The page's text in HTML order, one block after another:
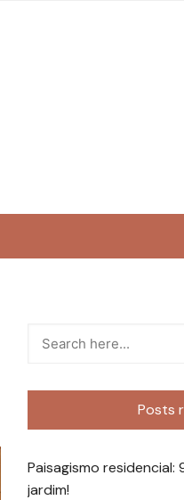
Posts
Paisagismo residencial:
jardim!